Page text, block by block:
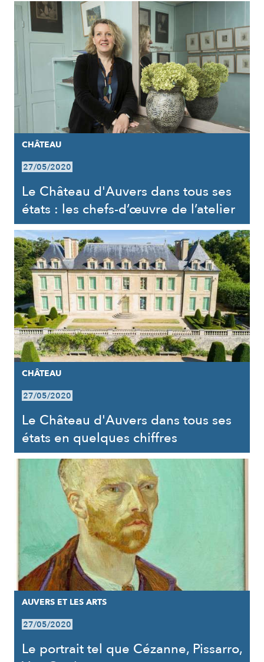
CHÂTEAU
27/05/2020
Le Château d'Auvers dans tous ses
états : les chefs-d’œuvre de l’atelier
CHÂTEAU
27/05/2020
Le Château d'Auvers dans tous ses
états en quelques chiffres
AUVERS ET LES ARTS
27/05/2020
Le portrait tel que Cézanne, Pissarro,